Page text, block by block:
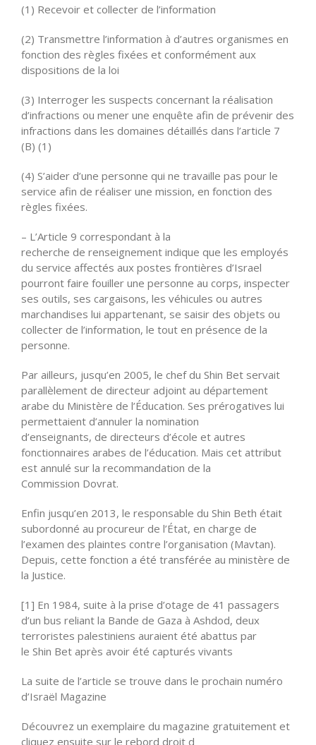
(1) Recevoir et collecter de l’information
(2) Transmettre l’information à d’autres organismes en
fonction des règles fixées et conformément aux
dispositions de la loi
(3) Interroger les suspects concernant la réalisation
d’infractions ou mener une enquête afin de prévenir des
infractions dans les domaines détaillés dans l’article 7
(B) (1)
(4) S’aider d’une personne qui ne travaille pas pour le
service afin de réaliser une mission, en fonction des
règles fixées.
– L’Article 9 correspondant à la
recherche de renseignement indique que les employés
du service affectés aux postes frontières d’Israel
pourront faire fouiller une personne au corps, inspecter
ses outils, ses cargaisons, les véhicules ou autres
marchandises lui appartenant, se saisir des objets ou
collecter de l’information, le tout en présence de la
personne.
Par ailleurs, jusqu’en 2005, le chef du Shin Bet servait
parallèlement de directeur adjoint au département
arabe du Ministère de l’Éducation. Ses prérogatives lui
permettaient d’annuler la nomination
d’enseignants, de directeurs d’école et autres
fonctionnaires arabes de l’éducation. Mais cet attribut
est annulé sur la recommandation de la
Commission Dovrat.
Enfin jusqu’en 2013, le responsable du Shin Beth était
subordonné au procureur de l’État, en charge de
l’examen des plaintes contre l’organisation (Mavtan).
Depuis, cette fonction a été transférée au ministère de
la Justice.
[1] En 1984, suite à la prise d’otage de 41 passagers
d’un bus reliant la Bande de Gaza à Ashdod, deux
terroristes palestiniens auraient été abattus par
le Shin Bet après avoir été capturés vivants
La suite de l’article se trouve dans le prochain numéro
d’Israël Magazine
Découvrez un exemplaire du magazine gratuitement et
cliquez ensuite sur le rebord droit d